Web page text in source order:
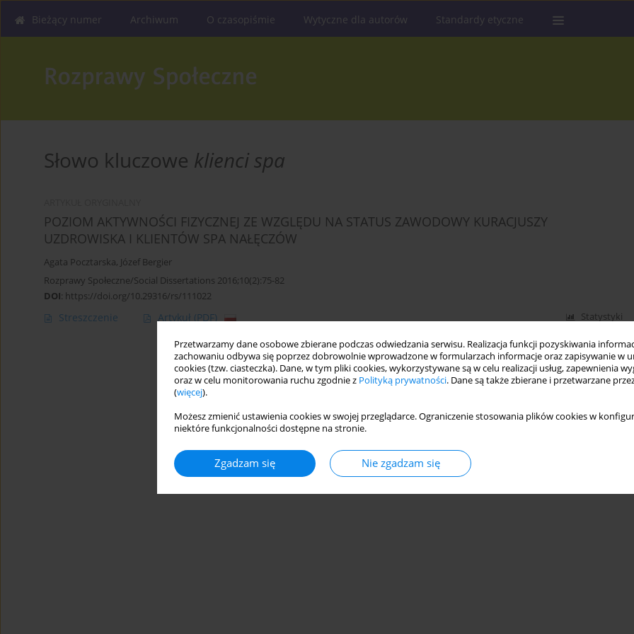
Przetwarzamy dane osobowe zbierane podczas odwiedzania serwisu. Realizacja funkcji pozyskiwania
zachowaniu odbywa się poprzez dobrowolnie wprowadzone w formularzach informacje oraz zapisywanie w
cookies (tzw. ciasteczka). Dane, w tym pliki cookies, wykorzystywane są w celu realizacji usług, zapewnienia
oraz w celu monitorowania ruchu zgodnie z Polityką prywatności. Dane są także zbierane i przetwarzane
(więcej).
Możesz zmienić ustawienia cookies w swojej przeglądarce. Ograniczenie stosowania plików cookies w
niektóre funkcjonalności dostępne na stronie.
Zgadzam się Nie zgadzam się
Bieżący numer Archiwum O czasopiśmie Wytyczne dla autorów Standardy etyczne
Słowo kluczowe klienci spa
POZIOM AKTYWNOŚCI FIZYCZNEJ ZE WZGLĘDU NA STATUS ZAWODOWY KURACJUSZY
UZDROWISKA I KLIENTÓW SPA NAŁĘCZÓW
Agata Pocztarska, Józef Bergier
Rozprawy Społeczne/Social Dissertations 2016;10(2):75-82
DOI: https://doi.org/10.29316/rs/111022
Streszczenie Artykuł (PDF) Statystyki